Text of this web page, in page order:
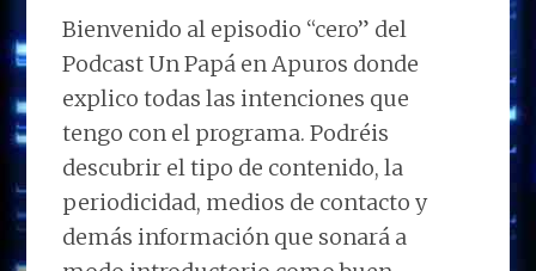
Bienvenido al episodio “cero” del
Podcast Un Papá en Apuros donde
explico todas las intenciones que
tengo con el programa. Podréis
descubrir el tipo de contenido, la
periodicidad, medios de contacto y
demás información que sonará a